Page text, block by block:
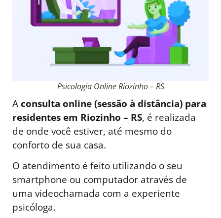
Psicologia Online Riozinho – RS
Aconsulta online (sessão à distância) para
residentes em Riozinho – RS, é realizada
de onde você estiver, até mesmo do
conforto de sua casa.
O atendimento é feito utilizando o seu
smartphone ou computador através de
uma videochamada com a experiente
psicóloga.